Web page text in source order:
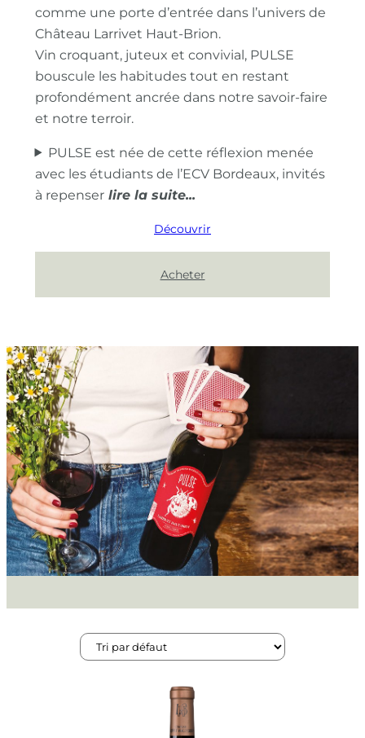
comme une porte d’entrée dans l’univers de
Château Larrivet Haut-Brion.
Vin croquant, juteux et convivial, PULSE
bouscule les habitudes tout en restant
profondément ancrée dans notre savoir-faire
et notre terroir.
PULSE est née de cette réflexion menée
avec les étudiants de l’ECV Bordeaux, invités
à repenser
Découvrir
Acheter